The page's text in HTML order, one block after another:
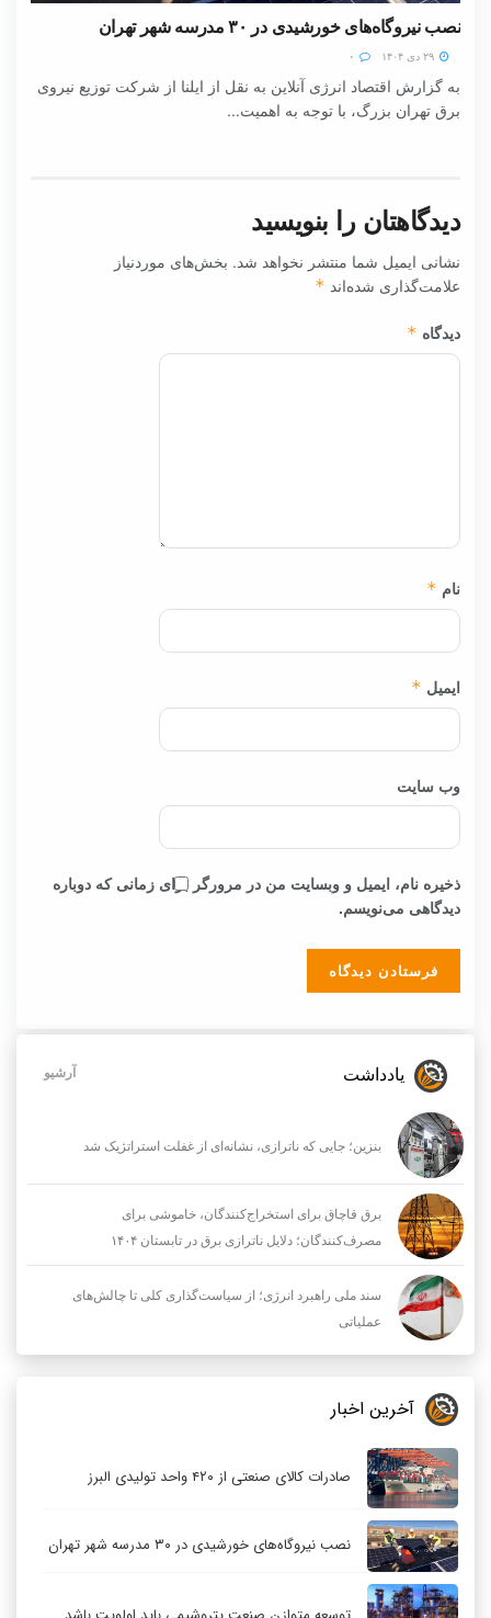
نصب نیروگاه‌های خورشیدی در ۳۰ مدرسه شهر تهران
به گزارش اقتصاد انرژی آنلاین به نقل از ایلنا از شرکت توزیع نیروی
برق تهران بزرگ، با توجه به اهمیت...
دیدگاهتان را بنویسید
نشانی ایمیل شما منتشر نخواهد شد. بخش‌های موردنیاز
علامت‌گذاری شده‌اند *
دیدگاه *
نام *
ایمیل *
وب‌ سایت
ذخیره نام، ایمیل و وبسایت من در مرورگر برای زمانی که دوباره
دیدگاهی می‌نویسم.
یادداشت آرشیو
بنزین؛ جایی که ناترازی، نشانه‌ای از غفلت استراتژیک شد
برق قاچاق برای استخراج‌کنندگان، خاموشی برای
مصرف‌کنندگان؛ دلایل ناترازی برق در تابستان ۱۴۰۴
سند ملی راهبرد انرژی؛ از سیاست‌گذاری کلی تا چالش‌های
عملیاتی
آخرین اخبار
صادرات کالای صنعتی از ۴۲۰ واحد تولیدی البرز
نصب نیروگاه‌های خورشیدی در ۳۰ مدرسه شهر تهران